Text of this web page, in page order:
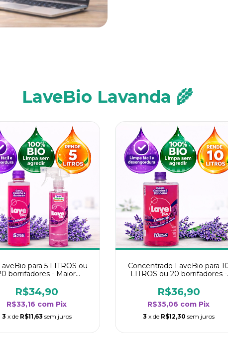
LaveBio Lavanda 🌾
para 5 LITROS ou
borrifadores - Maior
Lavanda
R$34,90
R$33,16 com Pix
3 x de R$11,63 sem juros
Concentrado LaveBio para
LITROS ou 20 borrifadores -
- Lavanda
R$36,90
R$35,06 com Pix
3 x de R$12,30 sem juros